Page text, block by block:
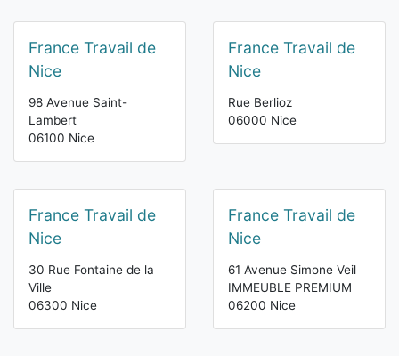
France Travail de
Nice
98 Avenue Saint-
Lambert
06100 Nice
France Travail de
Nice
Rue Berlioz
06000 Nice
France Travail de
Nice
30 Rue Fontaine de la
Ville
06300 Nice
France Travail de
Nice
61 Avenue Simone Veil
IMMEUBLE PREMIUM
06200 Nice